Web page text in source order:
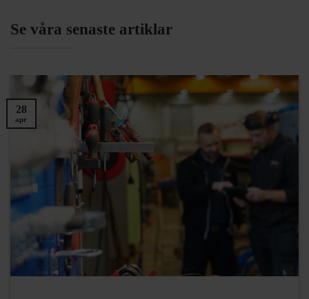
Se våra senaste artiklar
28
apr